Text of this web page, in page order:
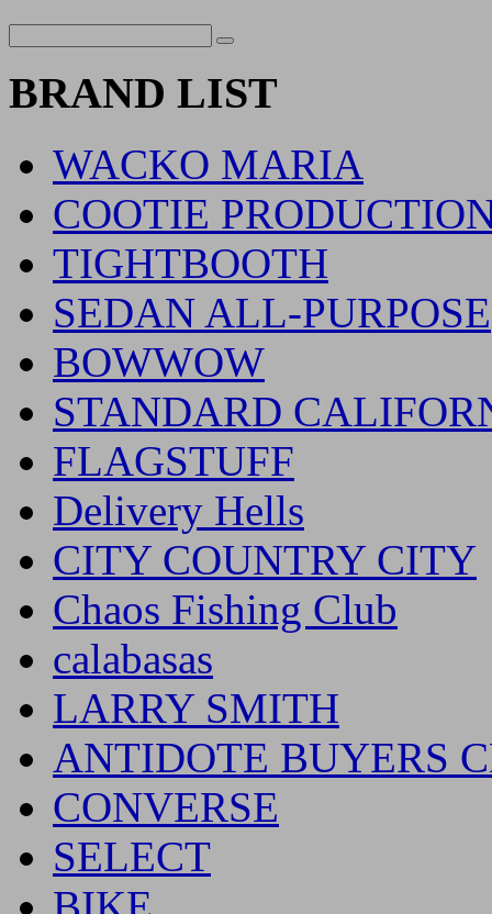
BRAND LIST
WACKO MARIA
COOTIE
TIGHTBOOTH
SEDAN ALL-PURPOSE
BOWWOW
STANDARD
FLAGSTUFF
Delivery Hells
CITY COUNTRY CITY
Chaos Fishing Club
calabasas
LARRY SMITH
ANTIDOTE BUYERS
CONVERSE
SELECT